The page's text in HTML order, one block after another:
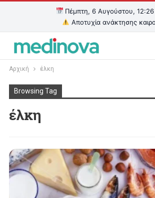
Πέμπτη, 6 Αυγούστου,
Αποτυχία ανάκτησης
Αρχική έλκη
Browsing Tag
έλκη